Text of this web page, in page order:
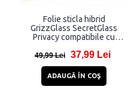
Folie sticla hibrid
GrizzGlass SecretGlass
Privacy compatibile cu
49,99 Lei 37,99 Lei
ADAUGĂ ÎN COŞ